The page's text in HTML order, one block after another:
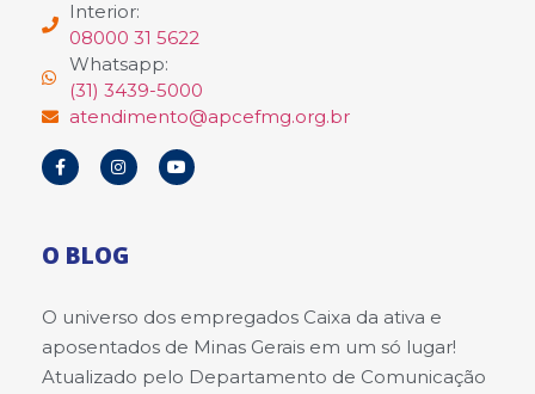
Interior:
08000 31 5622
Whatsapp:
(31) 3439-5000
atendimento@apcefmg.org.br
O BLOG
O universo dos empregados Caixa da ativa e
aposentados de Minas Gerais em um só lugar!
Atualizado pelo Departamento de Comunicação